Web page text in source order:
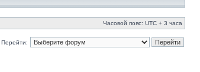
Часовой пояс: UTC + 3 часа
Перейти: